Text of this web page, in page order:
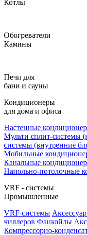
Котлы
Обогреватели
Камины
Печи для
бани и сауны
Кондиционеры
для дома и офиса
Настенные
Мульти сплит-системы
системы (внутренние
Мобильные
Канальные
Напольно-потолочные
VRF - системы
Промышленные
VRF-системы
чиллеров Фанкойлы
Компрессорно-